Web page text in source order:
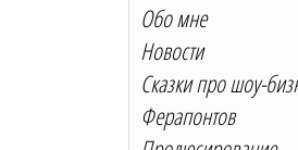
Обо мне
Новости
Сказки про шоу-
Ферапонтов